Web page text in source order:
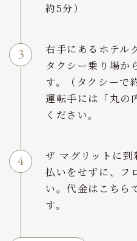
約5分）
右手にあるホテル
タクシー乗り場か
す。（タクシーで
運転手には「丸の
ください。
ザ マグリットに
払いをせずに、フ
い。代金はこちら
す。